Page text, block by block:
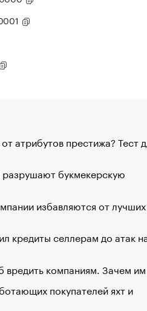
атрибутов престижа? Тест
букмекерскую
избавляются от лучших
кредиты селлерам до атак
компаниям. Зачем
покупателей яхт и